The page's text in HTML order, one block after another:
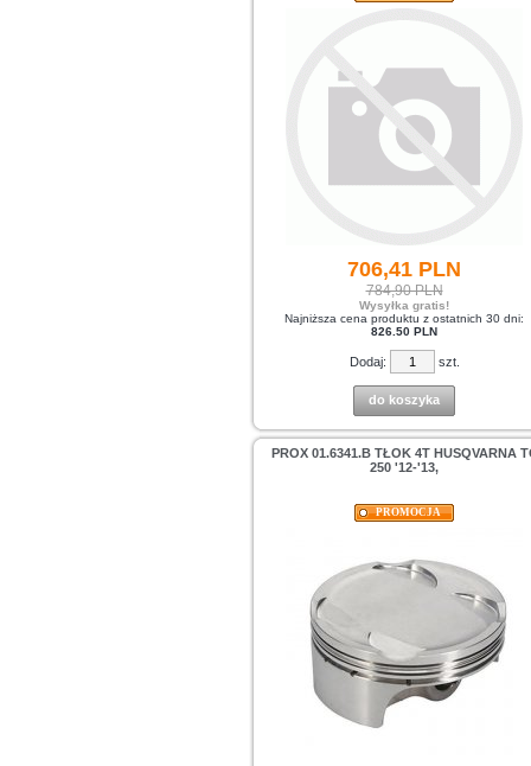
706,41 PLN
784,90 PLN
Wysyłka gratis!
Najniższa cena produktu z ostatnich 30 dni:
826.50 PLN
Dodaj: szt.
do koszyka
PROX 01.6341.B TŁOK 4T HUSQVARNA
250 '12-'13,
PROMOCJA